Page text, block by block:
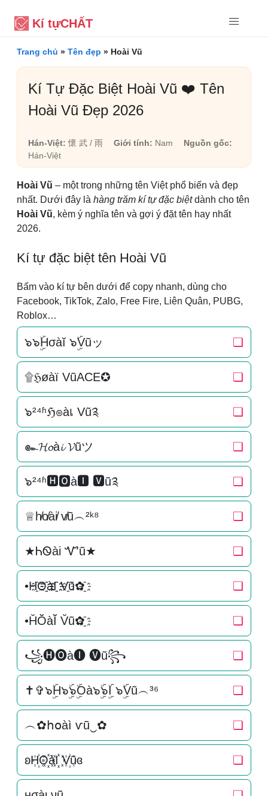
Kí tựCHẤT
Trang chủ » Tên đẹp » Hoài Vũ
Kí Tự Đặc Biệt Hoài Vũ ❤️ Tên
Hoài Vũ Đẹp 2026
Hán-Việt: 懷 武 / 雨 Giới tính: Nam
Nguồn gốc:
Hán-Việt
Hoài Vũ – một trong những tên Việt phổ biến và đẹp
nhất. Dưới đây là hàng trăm kí tự đặc biệtdành cho tên
Hoài Vũ, kèm ý nghĩa tên và gợi ý đặt tên hay nhất
2026.
Kí tự đặc biệt tên Hoài Vũ
Bấm vào kí tự bên dưới để copy nhanh, dùng cho
Facebook, TikTok, Zalo, Free Fire, Liên Quân, PUBG,
Roblox…
๖๖ۣۜHσàĭ ๖ۣۜVũッ ❏
۩ℌøàї VũACE✪ ❏
๖²⁴ʱℌ๏àเ Vũ༉ ❏
๛𝓗𝓸à𝓲 𝓥ũツ ❏
๖²⁴ʱ🅷🅾à🅸 🆅ũ༉ ❏
♕h̸o̸ài̸ v̸ũ︵²ᵏ⁸ ❏
★ᏂᏫài Ꮙũ★ ❏
•H҈O҈҈àI҈҈ V҈ũ✿҈ ❏
•H̆Ŏ̆àĬ̆ V̆ũ✿҈ ❏
꧁🅗🅞à🅘 🅥ũ꧂ ❏
✝✞๖ۣۜH๖ۣۜ๖ۣۜOà๖ۣۜ๖ۣۜI ๖ۣۜVũ︵³⁶ ❏
︵✿հօàì ѵũ‿✿ ❏
ʚH꙰O꙰꙰àI꙰꙰ V꙰ũɞ ❏